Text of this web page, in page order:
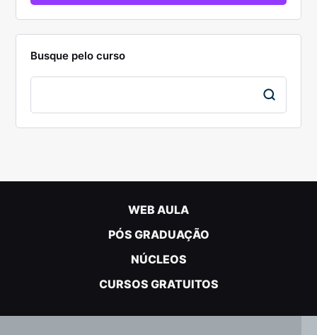
Busque pelo curso
WEB AULA
PÓS GRADUAÇÃO
NÚCLEOS
CURSOS GRATUITOS